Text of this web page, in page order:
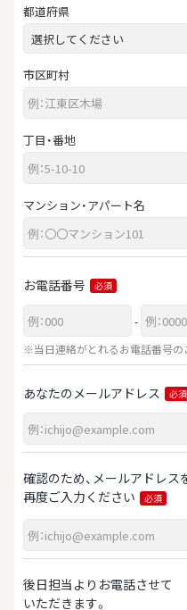
都道府県
市区町村
丁目・番地
マンション・アパート名
お電話番号 必須
-
※当日連絡がとれるお電話番号の
あなたのメールアドレス 必須
確認のため、メールアドレス
再度ご入力ください
必須
後日担当よりお電話させて
いただきます。